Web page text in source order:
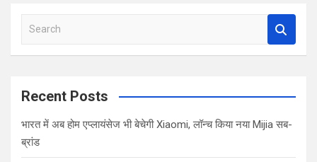
a
c
Recent Posts
भारत में अब होम एप्लायंसेज भी बेचेगी Xiaomi, लॉन्च किया नया Mijia सब-
ब्रांड